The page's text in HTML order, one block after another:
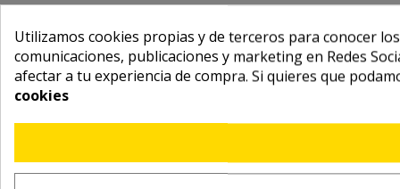
Utilizamos cookies propias y de terceros para conocer
comunicaciones, publicaciones y marketing en Redes
afectar a tu experiencia de compra. Si quieres que
cookies